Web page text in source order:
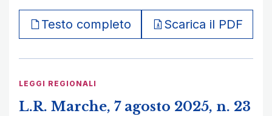
Testo completo Scarica il PDF
LEGGI REGIONALI
L.R. Marche, 7 agosto 2025, n. 23